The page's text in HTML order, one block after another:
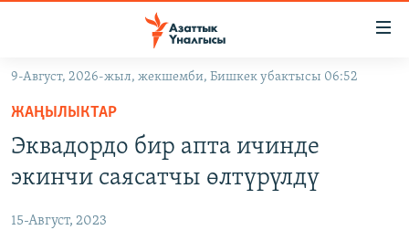
Навигацияга
өтүңүз
Издөөгө
салыңызКЫРГЫЗСТАН
ЭКОНОМИКА
ДҮЙНӨ
БОРБОР АЗИЯ
АТАЙЫН ИЛИКТӨӨ
9-Август, 2026-жыл, жекшемби, Бишкек убактысы 06:52
ЖАҢЫЛЫКТАР
Эквадордо бир апта ичинде
экинчи саясатчы өлтүрүлдү
15-Август, 2023